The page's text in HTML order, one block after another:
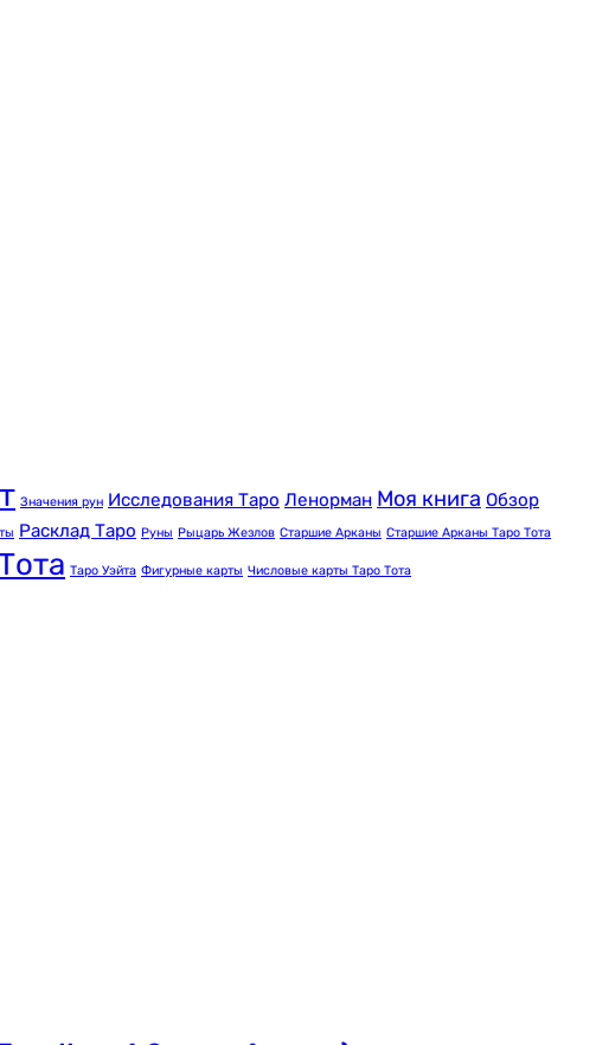
Значения рун Исследования Таро Ленорман Моя книга Обзор
Расклад Таро Руны Рыцарь Жезлов Старшие Арканы Старшие Арканы Таро Тота
Таро Уэйта Фигурные карты Числовые карты Таро Тота